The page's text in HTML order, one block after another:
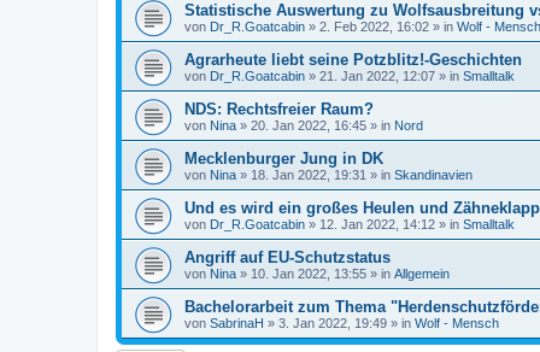
Statistische Auswertung zu Wolfsausbreitung
von Dr_R.Goatcabin » 2. Feb 2022, 16:02 » in Wolf - Mensch
Agrarheute liebt seine Potzblitz!-Geschichten
von Dr_R.Goatcabin » 21. Jan 2022, 12:07 » in Smalltalk
NDS: Rechtsfreier Raum?
von Nina » 20. Jan 2022, 16:45 » in Nord
Mecklenburger Jung in DK
von Nina » 18. Jan 2022, 19:31 » in Skandinavien
Und es wird ein großes Heulen und
von Dr_R.Goatcabin » 12. Jan 2022, 14:12 » in Smalltalk
Angriff auf EU-Schutzstatus
von Nina » 10. Jan 2022, 13:55 » in Allgemein
Bachelorarbeit zum Thema
von SabrinaH » 3. Jan 2022, 19:49 » in Wolf - Mensch